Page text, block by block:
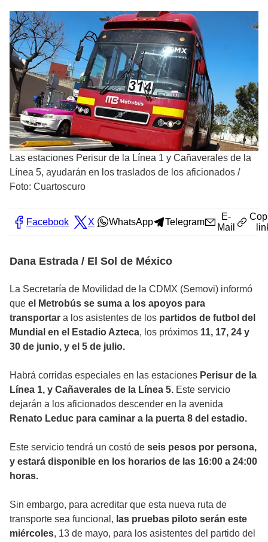
Las estaciones Perisur de la Línea 1 y Cañaverales de la
Línea 5, ayudarán en los traslados de los aficionados /
Foto: Cuartoscuro
Facebook X WhatsApp Telegram
E-
Mail
Dana Estrada / El Sol de México
La Secretaría de Movilidad de la CDMX (Semovi) informó
que el Metrobús se suma a los apoyos para
transportar a los asistentes de los partidos de futbol del
Mundial en el Estadio Azteca, los próximos 11, 17, 24 y
30 de junio, y el 5 de julio.
Habrá corridas especiales en las estaciones Perisur de la
Línea 1, y Cañaverales de la Línea 5. Este servicio
dejarán a los aficionados descender en la avenida
Renato Leduc para caminar a la puerta 8 del estadio.
Este servicio tendrá un costó de seis pesos por persona,
y estará disponible en los horarios de las 16:00 a 24:00
horas.
Sin embargo, para acreditar que esta nueva ruta de
transporte sea funcional, las pruebas piloto serán este
miércoles, 13 de mayo, para los asistentes del partido del